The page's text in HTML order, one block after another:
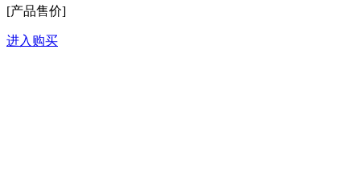
[产品售价]
进入购买